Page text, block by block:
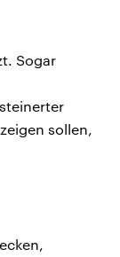
Sogar
sollen,